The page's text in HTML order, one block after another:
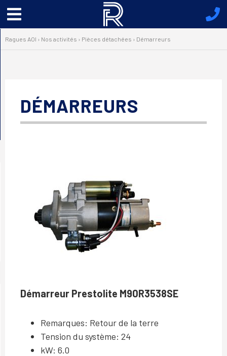
Menu
principal
Ragues AOI › Nos activités › Pièces détachées › Démarreurs
DÉMARREURS
Démarreur Prestolite M90R3538SE
Remarques: Retour de la terre
Tension du système: 24
kW: 6.0